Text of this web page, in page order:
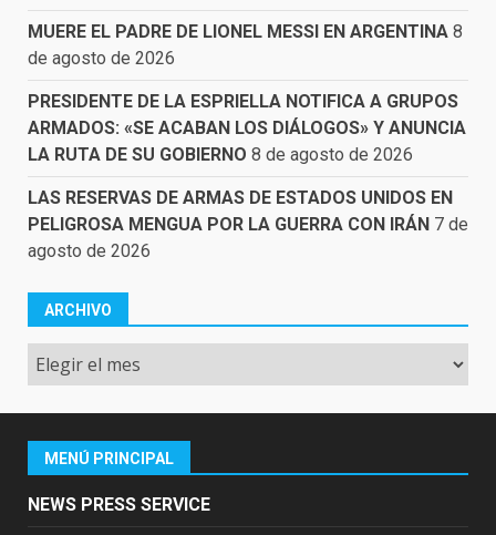
MUERE EL PADRE DE LIONEL MESSI EN ARGENTINA 8
de agosto de 2026
PRESIDENTE DE LA ESPRIELLA NOTIFICA A GRUPOS
ARMADOS: «SE ACABAN LOS DIÁLOGOS» Y ANUNCIA
LA RUTA DE SU GOBIERNO 8 de agosto de 2026
LAS RESERVAS DE ARMAS DE ESTADOS UNIDOS EN
PELIGROSA MENGUA POR LA GUERRA CON IRÁN 7 de
agosto de 2026
ARCHIVO
Archivo
MENÚ PRINCIPAL
NEWS PRESS SERVICE